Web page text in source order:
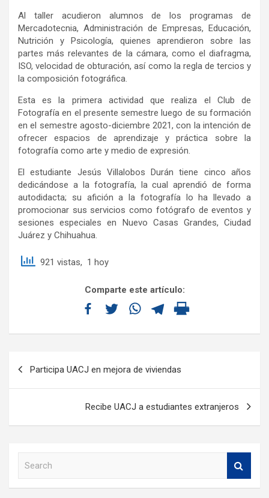
Al taller acudieron alumnos de los programas de
Mercadotecnia, Administración de Empresas, Educación,
Nutrición y Psicología, quienes aprendieron sobre las
partes más relevantes de la cámara, como el diafragma,
ISO, velocidad de obturación, así como la regla de tercios y
la composición fotográfica.
Esta es la primera actividad que realiza el Club de
Fotografía en el presente semestre luego de su formación
en el semestre agosto-diciembre 2021, con la intención de
ofrecer espacios de aprendizaje y práctica sobre la
fotografía como arte y medio de expresión.
El estudiante Jesús Villalobos Durán tiene cinco años
dedicándose a la fotografía, la cual aprendió de forma
autodidacta; su afición a la fotografía lo ha llevado a
promocionar sus servicios como fotógrafo de eventos y
sesiones especiales en Nuevo Casas Grandes, Ciudad
Juárez y Chihuahua.
921 vistas, 1 hoy
Comparte este artículo:
Participa UACJ en mejora de viviendas
Recibe UACJ a estudiantes extranjeros